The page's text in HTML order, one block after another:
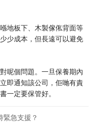
地板下、木製傢俬背面等
少成本，但長遠可以避免
呢個問題。一旦保養期內
即通知該公司，佢哋有責
一定要保管好。
急支援？